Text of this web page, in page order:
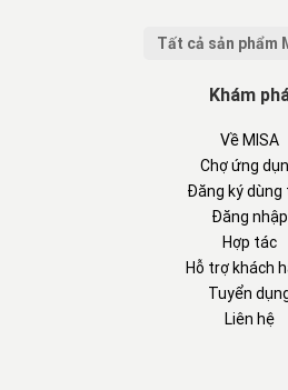
Khám
Về MISA
Chợ ứng
Đăng ký
Đăng nhập
Hợp tác
Hỗ trợ khách
Tuyển
Liên hệ